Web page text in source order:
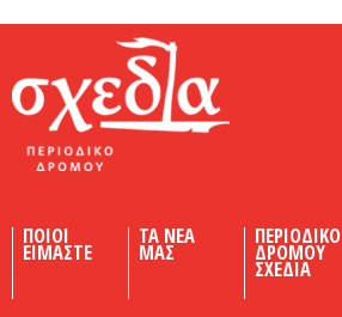
ΠΟΙΟΙ
ΕΙΜΑΣΤΕ
ΤΑ ΝΕΑ
ΜΑΣ
ΠΕΡΙΟΔΙΚΟ
ΔΡΟΜΟΥ
ΣΧΕΔΙΑ